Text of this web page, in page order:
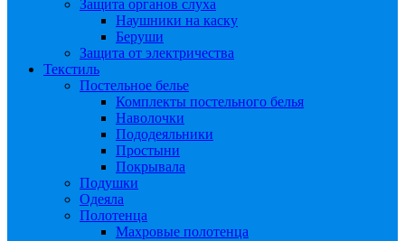
Защита органов слуха
Наушники на каску
Беруши
Защита от электричества
Текстиль
Постельное белье
Комплекты постельного белья
Наволочки
Пододеяльники
Простыни
Покрывала
Подушки
Одеяла
Полотенца
Махровые полотенца